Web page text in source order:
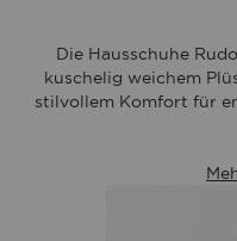
Die Hausschuhe
kuschelig weichem
stilvollem Komfort für